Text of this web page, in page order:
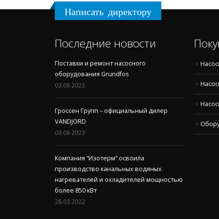
Написать директору
Последние новости
Поставки и ремонт насосного
оборудования Grundfos
03.09.2023
Гроссен Групп – официальный дилер
VANDJORD
03.09.2023
Компания “Изотерм” освоила
производство канальных водяных
нагревателей и охладителей мощностью
более 850 кВт
28.03.2022